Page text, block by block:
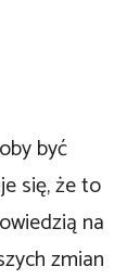
być
się, że to
na
zmian